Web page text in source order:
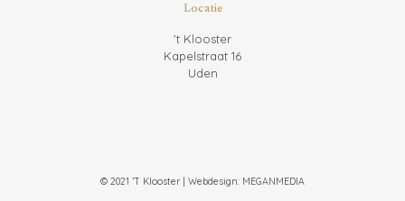
Locatie
't Klooster
Kapelstraat 16
Uden
© 2021 ’T Klooster | Webdesign: MEGANMEDIA